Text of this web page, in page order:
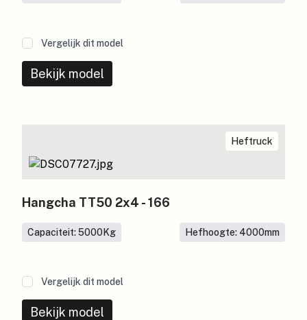
Vergelijk dit model
Bekijk model
Heftruck
Hangcha TT50 2x4 - 166
Capaciteit: 5000Kg Hefhoogte: 4000mm
Vergelijk dit model
Bekijk model